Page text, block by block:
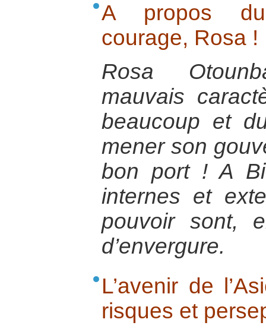
A propos
courage, Rosa !
Rosa
mauvais
beaucoup et
mener son
bon port ! A
internes et
pouvoir sont,
d’envergure.
L’avenir de
risques et